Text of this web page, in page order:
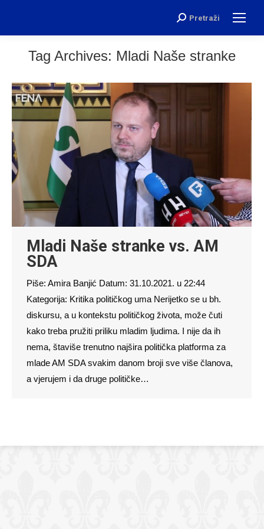
Search:
Pretraži
Tag Archives: Mladi Naše stranke
Mladi Naše stranke vs. AM
SDA
Piše: Amira Banjić Datum: 31.10.2021. u 22:44
Kategorija: Kritika političkog uma Nerijetko se u bh.
diskursu, a u kontekstu političkog života, može čuti
kako treba pružiti priliku mladim ljudima. I nije da ih
nema, štaviše trenutno najšira politička platforma za
mlade AM SDA svakim danom broji sve više članova,
a vjerujem i da druge političke…